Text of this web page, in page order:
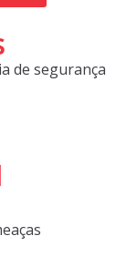
de segurança